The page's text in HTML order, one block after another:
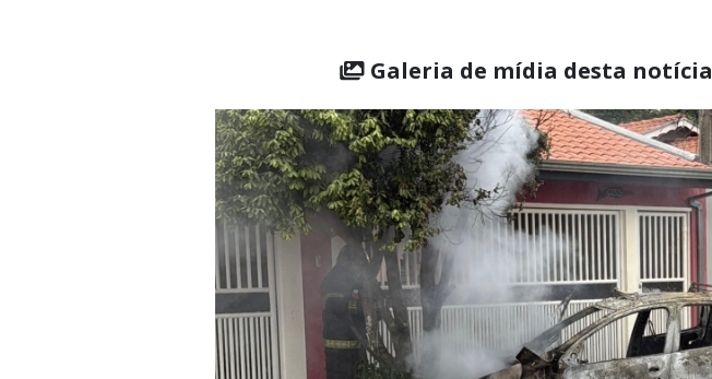
Galeria de mídia desta notícia